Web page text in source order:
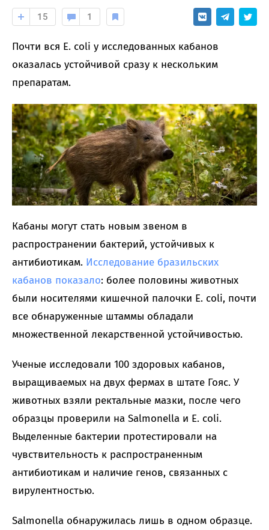
15 1
Почти вся E. coli у исследованных кабанов
оказалась устойчивой сразу к нескольким
препаратам.
Кабаны могут стать новым звеном в
распространении бактерий, устойчивых к
антибиотикам. Исследование бразильских
кабанов показало: более половины животных
были носителями кишечной палочки E. coli, почти
все обнаруженные штаммы обладали
множественной лекарственной устойчивостью.
Ученые исследовали 100 здоровых кабанов,
выращиваемых на двух фермах в штате Гояс. У
животных взяли ректальные мазки, после чего
образцы проверили на Salmonella и E. coli.
Выделенные бактерии протестировали на
чувствительность к распространенным
антибиотикам и наличие генов, связанных с
вирулентностью.
Salmonella обнаружилась лишь в одном образце.